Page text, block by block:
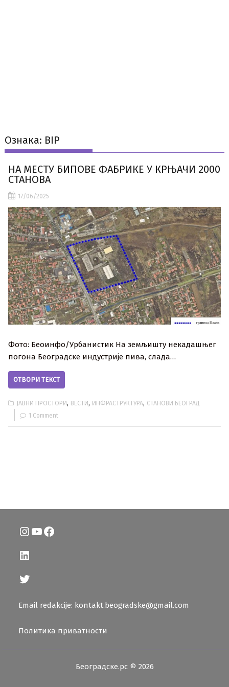
Ознака: BIP
НА МЕСТУ БИПОВЕ ФАБРИКЕ У КРЊАЧИ 2000
СТАНОВА
17/06/2025
Фото: Беоинфо/Урбанистик На зе­мљи­шту не­ка­да­шњег
по­го­на Бе­о­град­ске ин­ду­стри­је пи­ва, сла­да…
ОТВОРИ ТЕКСТ
ЈАВНИ ПРОСТОРИ, ВЕСТИ, ИНФРАСТРУКТУРА, СТАНОВИ БЕОГРАД
1 Comment
Instagram
YouTube
Facebook
LinkedIn
Twitter
Email redakcije: kontakt.beogradske@gmail.com
Политика приватности
Београдске.рс © 2026